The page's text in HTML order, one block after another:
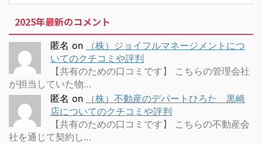
2025年最新のコメント
匿名 on
（株）ジョイフルマネージメントにつ
いてのクチコミや評判
【共有のための口コミです】 こちらの管理会社
が担当していた物…
匿名 on
（株）不動産のデパートひろた 黒崎
店についてのクチコミや評判
【共有のための口コミです】 こちらの不動産会
社を通じて契約し…